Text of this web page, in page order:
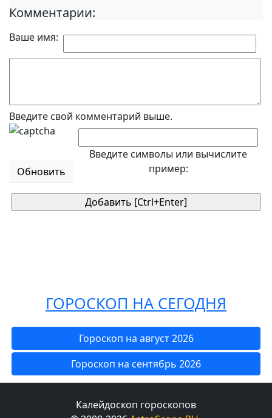
Комментарии:
Ваше имя:
Введите свой комментарий выше.
Обновить
Введите символы или вычислите
пример:
ГОРОСКОП НА СЕГОДНЯ
Гороскоп на август 2026
Гороскоп на сентябрь 2026
Калейдоскоп гороскопов